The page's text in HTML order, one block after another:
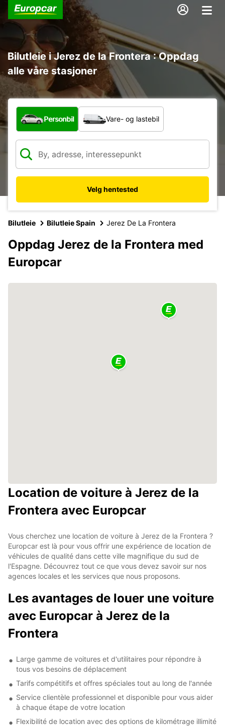
Bilutleie i Jerez de la Frontera : Oppdag
alle våre stasjoner
Hvilken type bil?
Personbil Vare- og lastebil
Velg hentested
Bilutleie Bilutleie Spain Jerez De La Frontera
Oppdag Jerez de la Frontera med
Europcar
Location de voiture à Jerez de la
Frontera avec Europcar
Vous cherchez une location de voiture à Jerez de la Frontera ?
Europcar est là pour vous offrir une expérience de location de
véhicules de qualité dans cette ville magnifique du sud de
l'Espagne. Découvrez tout ce que vous devez savoir sur nos
agences locales et les services que nous proposons.
Les avantages de louer une voiture
avec Europcar à Jerez de la
Frontera
Large gamme de voitures et d'utilitaires pour répondre à
tous vos besoins de déplacement
Tarifs compétitifs et offres spéciales tout au long de l'année
Service clientèle professionnel et disponible pour vous aider
à chaque étape de votre location
Flexibilité de location avec des options de kilométrage illimité